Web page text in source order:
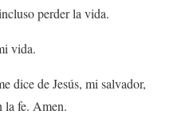
perder la vida.
vida.
dice de Jesús, mi salvador,
la fe. Amen.